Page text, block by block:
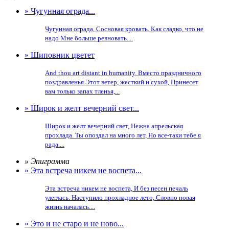
» Чугунная ограда...
Чугунная ограда, Сосновая кровать. Как сладко, что не
надо Мне больше ревновать....
» Шиповник цветет
And thou art distant in humanity. Вместо праздничного
поздравленья Этот ветер, жесткий и сухой, Принесет
вам только запах тленья,...
» Широк и желт вечерний свет...
Широк и желт вечерний свет, Нежна апрельская
прохлада. Ты опоздал на много лет, Но все-таки тебе я
рада....
» Эпиграмма
» Эта встреча никем не воспета...
Эта встреча никем не воспета, И без песен печаль
улеглась. Наступило прохладное лето, Словно новая
жизнь началась....
» Это и не старо и не ново...